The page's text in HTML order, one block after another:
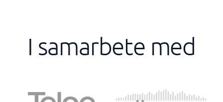
I samarbete med